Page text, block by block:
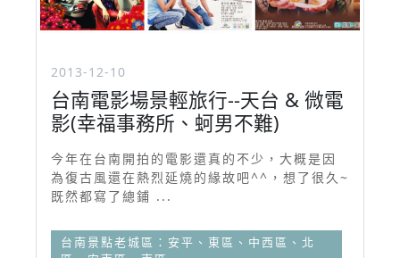
2013-12-10
台南電影場景輕旅行--天台 & 微電
影(幸福事務所、蚵男不難)
今年在台南開拍的電影還真的不少，大概是因
為復古風還在熱烈延燒的緣故吧^^，想了很久~
既然都寫了總鋪 ...
台南景點老城區：安平、東區、中西區、北